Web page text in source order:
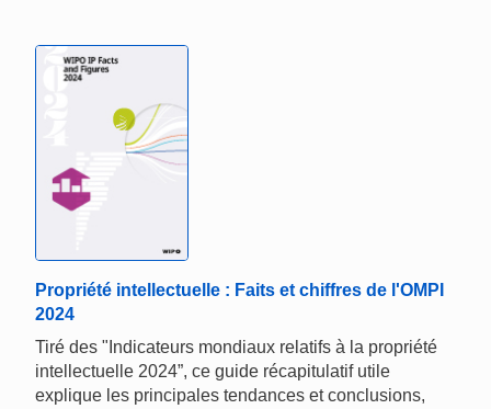
Propriété intellectuelle : Faits et chiffres de l'OMPI
2024
Tiré des "Indicateurs mondiaux relatifs à la propriété
intellectuelle 2024”, ce guide récapitulatif utile
explique les principales tendances et conclusions,